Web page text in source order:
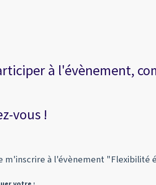
à l'évènement,
vous !